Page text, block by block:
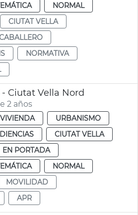
NORMAL
CIUTAT VELLA
NORMATIVA
Ciutat Vella Nord
2 años
URBANISMO
CIUTAT VELLA
EN PORTADA
NORMAL
MOVILIDAD
APR